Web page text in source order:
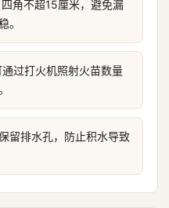
角不超15厘米，避免漏
。
过打火机照射火苗数量
留排水孔，防止积水导致